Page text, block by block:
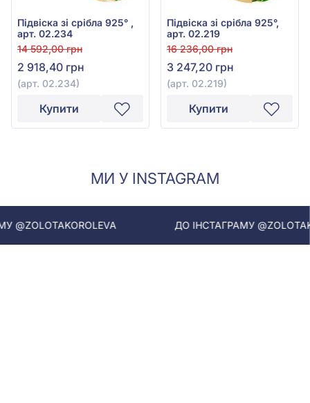
Підвіска зі срібла 925° ,
арт. 02.234
14 592,00 грн
2 918,40 грн
(арт. 02.234)
Купити
Підвіска зі срібла 925°,
арт. 02.219
16 236,00 грн
3 247,20 грн
(арт. 02.219)
Купити
МИ У INSTAGRAM
ДО ІНСТАГРАМУ